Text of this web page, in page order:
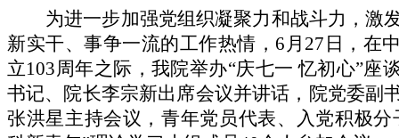
为进一步加强党组织凝聚力和战斗力，激
新实干、事争一流的工作热情，6月27日，在
立103周年之际，我院举办“庆七一 忆初心”座
书记、院长李宗新出席会议并讲话，院党委副
张洪星主持会议，青年党员代表、入党积极分